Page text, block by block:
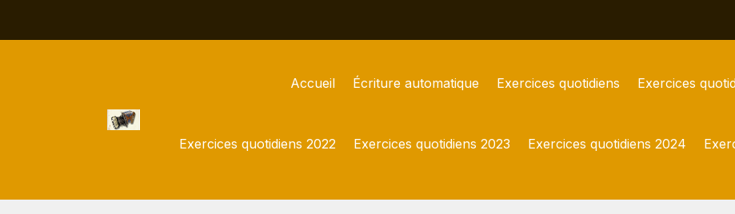
Accueil Écriture automatique Exercices quotidiens Exercices
Exercices quotidiens 2022 Exercices quotidiens 2023 Exercices quotidiens 2024